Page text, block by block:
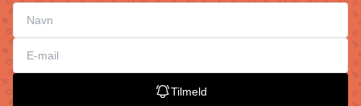
Tilmeld